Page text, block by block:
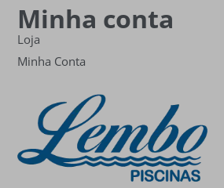
Minha conta
Loja
Minha Conta